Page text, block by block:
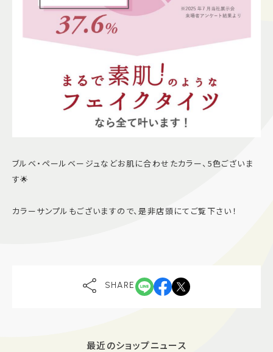
ブルベ・ペールベージュなどお肌に合わせたカラー、5色ございま
す🌟
カラーサンプルもございますので、是非店頭にてご覧下さい！
SHARE
最近のショップニュース